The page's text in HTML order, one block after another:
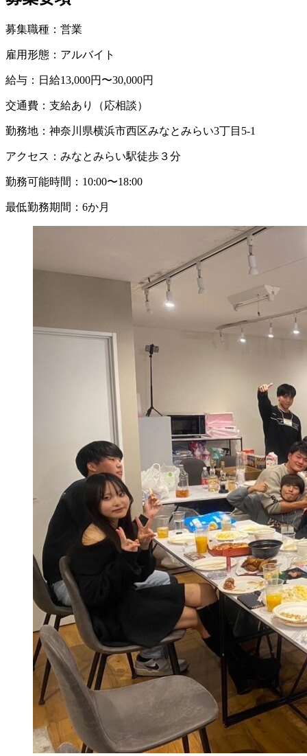
募集職種： 営業
雇用形態： アルバイト
給与： 日給13,000円〜30,000円
交通費： 支給あり（応相談）
勤務地： 神奈川県横浜市西区みなとみらい3丁目5-1
アクセス： みなとみらい駅徒歩３分
勤務可能時間： 10:00〜18:00
最低勤務期間： 6か月